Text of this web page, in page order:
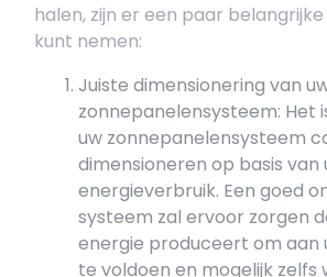
halen, zijn er een paar
kunt nemen:
Juiste dimensionering van
zonnepanelensysteem: Het
uw zonnepanelensysteem
dimensioneren op basis van
energieverbruik. Een goed
systeem zal ervoor zorgen
energie produceert om aan
te voldoen en mogelijk